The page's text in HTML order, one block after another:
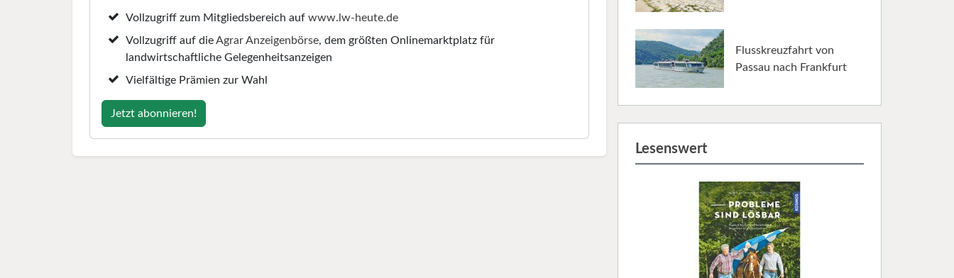
Vollzugriff zum Mitgliedsbereich aufwww.lw-heute.de
Vollzugriff auf dieAgrar Anzeigenbörse, dem größten Onlinemarktplatz für
landwirtschaftliche Gelegenheitsanzeigen
Vielfältige Prämien zur Wahl
Jetzt abonnieren!
Flusskreuzfahrt von
Passau nach Frankfurt
Lesenswert